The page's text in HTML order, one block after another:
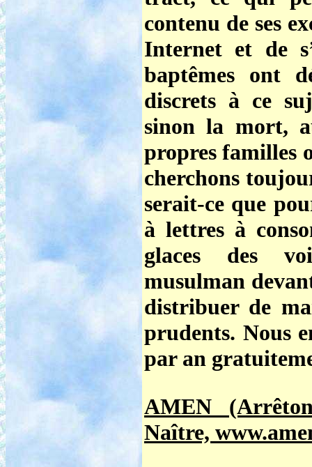
contenu de ses
Internet et de
baptêmes ont
discrets à ce
sinon la mort,
propres familles
cherchons
serait-ce que
à lettres à
glaces des
musulman
distribuer de
prudents. Nous
par an
AMEN
Naître,